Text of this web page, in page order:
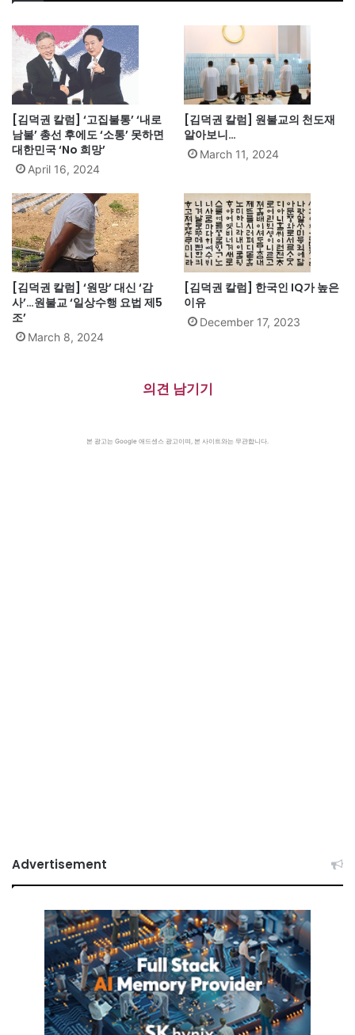
[김덕권 칼럼] ‘고집불통’ ‘내로
남불’ 총선 후에도 ‘소통’ 못하면
대한민국 ‘No 희망’
April 16, 2024
[김덕권 칼럼] 원불교의 천도재
알아보니…
March 11, 2024
[김덕권 칼럼] ‘원망’ 대신 ‘감
사’…원불교 ‘일상수행 요법 제5
조’
March 8, 2024
[김덕권 칼럼] 한국인 IQ가 높은
이유
December 17, 2023
의견 남기기
본 광고는 Google 애드센스 광고이며, 본 사이트와는 무관합니다.
Advertisement